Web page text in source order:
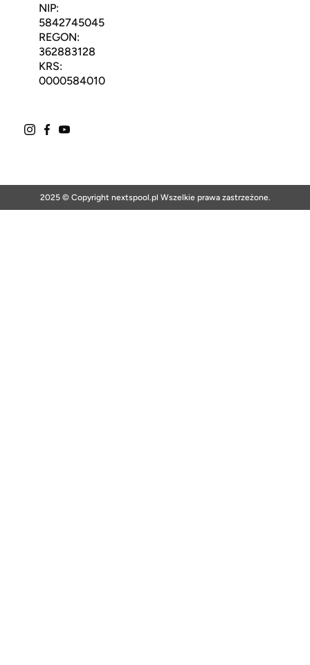
NIP:
5842745045
REGON:
362883128
KRS:
0000584010